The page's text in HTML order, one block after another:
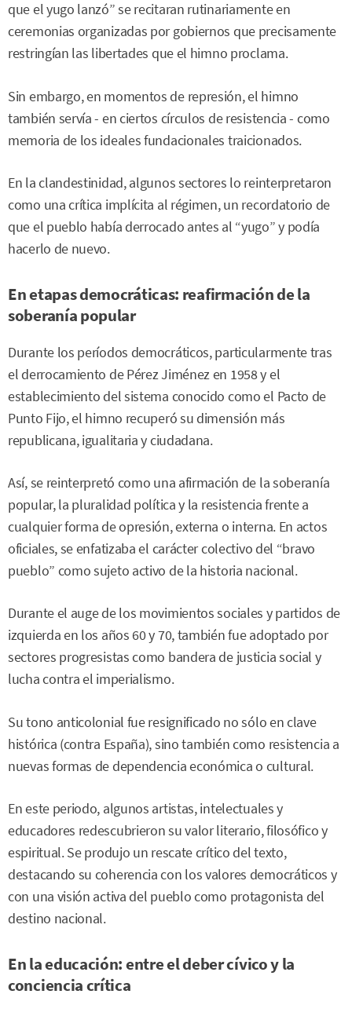
que el yugo lanzó” se recitaran rutinariamente en
ceremonias organizadas por gobiernos que precisamente
restringían las libertades que el himno proclama.
Sin embargo, en momentos de represión, el himno
también servía - en ciertos círculos de resistencia - como
memoria de los ideales fundacionales traicionados.
En la clandestinidad, algunos sectores lo reinterpretaron
como una crítica implícita al régimen, un recordatorio de
que el pueblo había derrocado antes al “yugo” y podía
hacerlo de nuevo.
En etapas democráticas: reafirmación de la
soberanía popular
Durante los períodos democráticos, particularmente tras
el derrocamiento de Pérez Jiménez en 1958 y el
establecimiento del sistema conocido como el Pacto de
Punto Fijo, el himno recuperó su dimensión más
republicana, igualitaria y ciudadana.
Así, se reinterpretó como una afirmación de la soberanía
popular, la pluralidad política y la resistencia frente a
cualquier forma de opresión, externa o interna. En actos
oficiales, se enfatizaba el carácter colectivo del “bravo
pueblo” como sujeto activo de la historia nacional.
Durante el auge de los movimientos sociales y partidos de
izquierda en los años 60 y 70, también fue adoptado por
sectores progresistas como bandera de justicia social y
lucha contra el imperialismo.
Su tono anticolonial fue resignificado no sólo en clave
histórica (contra España), sino también como resistencia a
nuevas formas de dependencia económica o cultural.
En este periodo, algunos artistas, intelectuales y
educadores redescubrieron su valor literario, filosófico y
espiritual. Se produjo un rescate crítico del texto,
destacando su coherencia con los valores democráticos y
con una visión activa del pueblo como protagonista del
destino nacional.
En la educación: entre el deber cívico y la
conciencia crítica